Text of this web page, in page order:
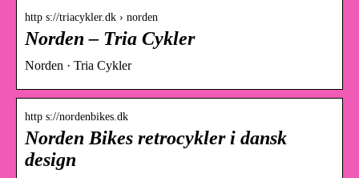
http s://triacykler.dk › norden
Norden – Tria Cykler
Norden · Tria Cykler
http s://nordenbikes.dk
Norden Bikes retrocykler i dansk
design